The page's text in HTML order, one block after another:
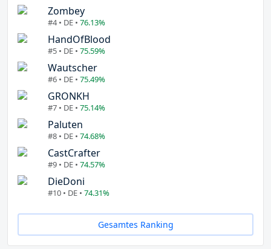
Zombey
#4 • DE • 76.13%
HandOfBlood
#5 • DE • 75.59%
Wautscher
#6 • DE • 75.49%
GRONKH
#7 • DE • 75.14%
Paluten
#8 • DE • 74.68%
CastCrafter
#9 • DE • 74.57%
DieDoni
#10 • DE • 74.31%
Gesamtes Ranking